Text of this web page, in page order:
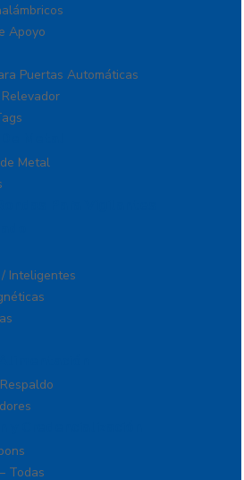
Apoyo
Puertas Automáticas
Metal
Metal
Para Vigilantes
Inteligentes
y Credencialización
Todas